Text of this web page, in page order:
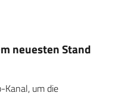
neuesten Stand
Kanal, um die